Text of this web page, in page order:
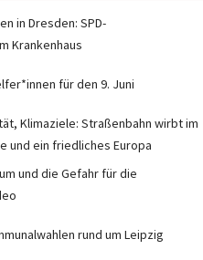
in Dresden: SPD-
Krankenhaus
für den 9. Juni
Klimaziele: Straßenbahn wirbt im
und ein friedliches Europa
und die Gefahr für die
rund um Leipzig